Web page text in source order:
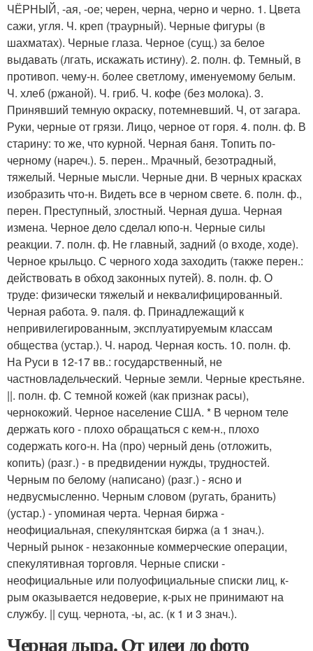
ЧЁРНЫЙ, -ая, -ое; черен, черна, черно и черно. 1. Цвета
сажи, угля. Ч. креп (траурный). Черные фигуры (в
шахматах). Черные глаза. Черное (сущ.) за белое
выдавать (лгать, искажать истину). 2. полн. ф. Темный, в
противоп. чему-н. более светлому, именуемому белым.
Ч. хлеб (ржаной). Ч. гриб. Ч. кофе (без молока). 3.
Принявший темную окраску, потемневший. Ч, от загара.
Руки, черные от грязи. Лицо, черное от горя. 4. полн. ф. В
старину: то же, что курной. Черная баня. Топить по-
черному (нареч.). 5. перен.. Мрачный, безотрадный,
тяжелый. Черные мысли. Черные дни. В черных красках
изобразить что-н. Видеть все в черном свете. 6. полн. ф.,
перен. Преступный, злостный. Черная душа. Черная
измена. Черное дело сделал юпо-н. Черные силы
реакции. 7. полн. ф. Не главный, задний (о входе, ходе).
Черное крыльцо. С черного хода заходить (также перен.:
действовать в обход законных путей). 8. полн. ф. О
труде: физически тяжелый и неквалифицированный.
Черная работа. 9. паля. ф. Принадлежащий к
непривилегированным, эксплуатируемым классам
общества (устар.). Ч. народ. Черная кость. 10. полн. ф.
На Руси в 12-17 вв.: государственный, не
частновладельческий. Черные земли. Черные крестьяне.
||. полн. ф. С темной кожей (как признак расы),
чернокожий. Черное население США. * В черном теле
держать кого - плохо обращаться с кем-н., плохо
содержать кого-н. На (про) черный день (отложить,
копить) (разг.) - в предвидении нужды, трудностей.
Черным по белому (написано) (разг.) - ясно и
недвусмысленно. Черным словом (ругать, бранить)
(устар.) - упоминая черта. Черная биржа -
неофициальная, спекулянтская биржа (а 1 знач.).
Черный рынок - незаконные коммерческие операции,
спекулятивная торговля. Черные списки -
неофициальные или полуофициальные списки лиц, к-
рым оказывается недоверие, к-рых не принимают на
службу. || сущ. чернота, -ы, ас. (к 1 и 3 знач.).
Черная дыра. От идеи до фото